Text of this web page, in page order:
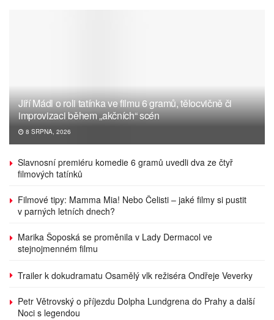
Jiří Mádl o roli tatínka ve filmu 6 gramů, tělocvičně či
improvizaci během „akčních“ scén
8 SRPNA, 2026
Slavnosní premiéru komedie 6 gramů uvedli dva ze čtyř
filmových tatínků
Filmové tipy: Mamma Mia! Nebo Čelisti – jaké filmy si pustit
v parných letních dnech?
Marika Šoposká se proměnila v Lady Dermacol ve
stejnojmenném filmu
Trailer k dokudramatu Osamělý vlk režiséra Ondřeje Veverky
Petr Větrovský o příjezdu Dolpha Lundgrena do Prahy a další
Noci s legendou